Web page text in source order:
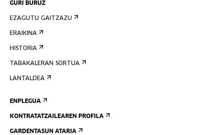
GURI BURUZ
EZAGUTU GAITZAZU
ERAIKINA
HISTORIA
TABAKALERAN SORTUA
LANTALDEA
ENPLEGUA
KONTRATATZAILEAREN PROFILA
GARDENTASUN ATARIA